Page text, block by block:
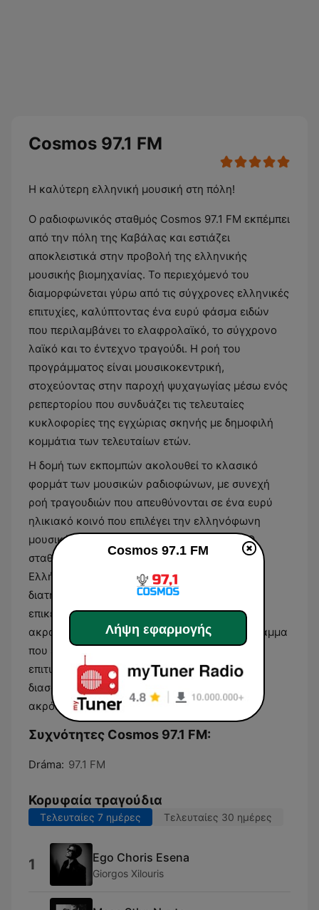
Cosmos 97.1 FM
Η καλύτερη ελληνική μουσική στη πόλη!
Ο ραδιοφωνικός σταθμός Cosmos 97.1 FM εκπέμπει
από την πόλη της Καβάλας και εστιάζει
αποκλειστικά στην προβολή της ελληνικής
μουσικής βιομηχανίας. Το περιεχόμενό του
διαμορφώνεται γύρω από τις σύγχρονες ελληνικές
επιτυχίες, καλύπτοντας ένα ευρύ φάσμα ειδών
που περιλαμβάνει το ελαφρολαϊκό, το σύγχρονο
λαϊκό και το έντεχνο τραγούδι. Η ροή του
προγράμματος είναι μουσικοκεντρική,
στοχεύοντας στην παροχή ψυχαγωγίας μέσω ενός
ρεπερτορίου που συνδυάζει τις τελευταίες
κυκλοφορίες της εγχώριας σκηνής με δημοφιλή
κομμάτια των τελευταίων ετών.
Η δομή των εκπομπών ακολουθεί το κλασικό
φορμάτ των μουσικών ραδιοφώνων, με συνεχή
ροή τραγουδιών που απευθύνονται σε ένα ευρύ
ηλικιακό κοινό που επιλέγει την ελληνόφωνη
μουσική για την καθημερινή του ακρόαση. Ο
σταθμός λειτουργεί ως μέσο προώθησης των
Ελλήνων δημιουργών και ερμηνευτών,
διατηρώντας έναν σταθερό χαρακτήρα που
επικεντρώνεται στον ρυθμό και τη μελωδία. Οι
ακροατές μπορούν να περιμένουν ένα πρόγραμμα
που εναλλάσσεται ανάμεσα σε δυναμικές
επιτυχίες και πιο μελωδικές συνθέσεις,
διασφαλίζοντας μια ομοιόμορφη εμπειρία
ακρόασης καθ' όλη τη διάρκεια της ημέρας.
Συχνότητες Cosmos 97.1 FM:
Dráma: 97.1 FM
Κορυφαία τραγούδια
Τελευταίες 7 ημέρες Τελευταίες 30 ημέρες
1 Ego Choris Esena
Giorgos Xilouris
Cosmos 97.1 FM
Λήψη εφαρμογής